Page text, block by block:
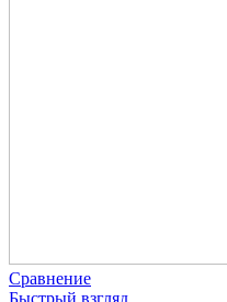
Сравнение
Быстрый взгляд